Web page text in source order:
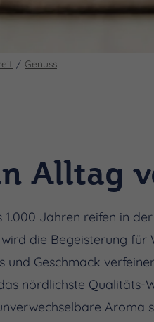
Genuss
Alltag
1.000 Jahren reifen in
die Begeisterung für
und Geschmack
nördlichste Qualitäts-
Aroma